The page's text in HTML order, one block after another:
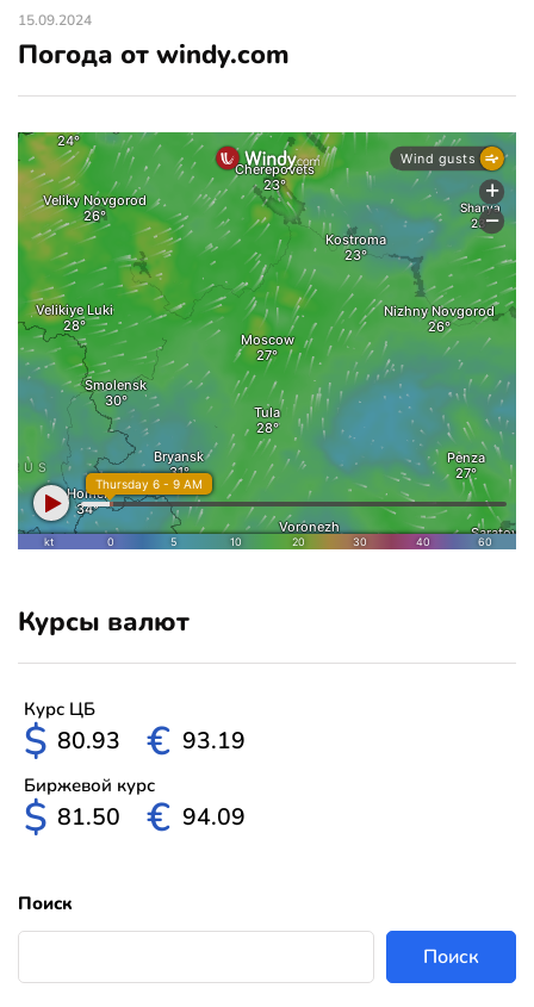
15.09.2024
Погода от windy.com
Курсы валют
Курс ЦБ
$ 80.93 € 93.19
Биржевой курс
$ 81.50 € 94.09
Поиск
Поиск